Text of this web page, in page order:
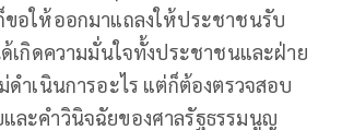
ขอให้ออกมาแถลงให้ประชาชนรับ
เกิดความมั่นใจทั้งประชาชนและฝ่าย
ดำเนินการอะไร แต่ก็ต้องตรวจสอบ
ละคำวินิจฉัยของศาลรัฐธรรมนูญ